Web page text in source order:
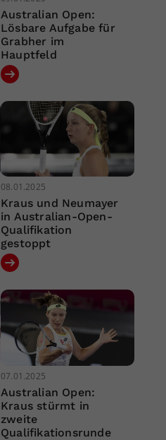
Australian Open:
Lösbare Aufgabe für
Grabher im
Hauptfeld
08.01.2025
Kraus und Neumayer
in Australian-Open-
Qualifikation
gestoppt
07.01.2025
Australian Open:
Kraus stürmt in
zweite
Qualifikationsrunde